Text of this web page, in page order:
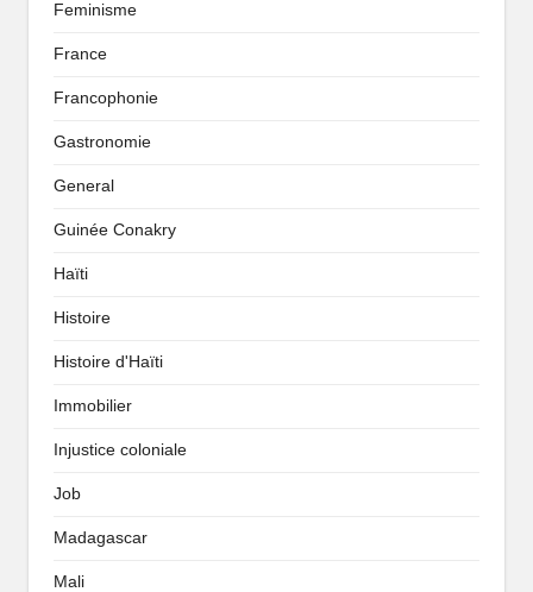
Feminisme
France
Francophonie
Gastronomie
General
Guinée Conakry
Haïti
Histoire
Histoire d'Haïti
Immobilier
Injustice coloniale
Job
Madagascar
Mali